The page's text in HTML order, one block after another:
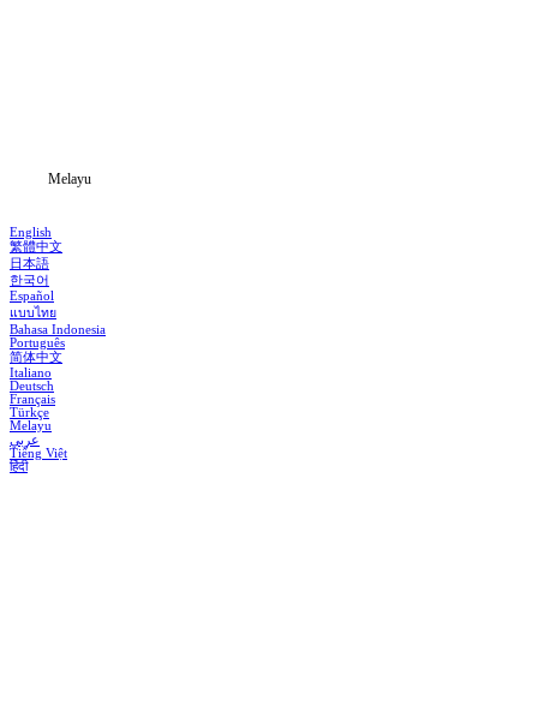
Melayu
English
繁體中文
日本語
한국어
Español
แบบไทย
Bahasa Indonesia
Português
简体中文
Italiano
Deutsch
Français
Türkçe
Melayu
عربي
Tiếng Việt
हिंदी